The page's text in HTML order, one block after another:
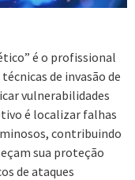
é o profissional
de invasão de
vulnerabilidades
é localizar falhas
contribuindo
sua proteção
de ataques